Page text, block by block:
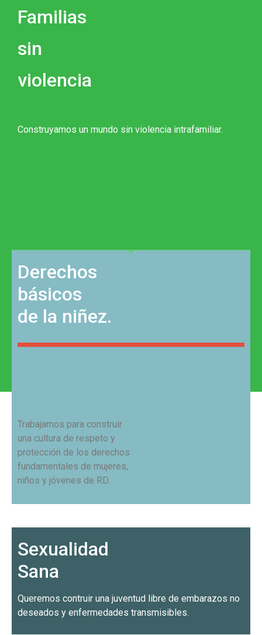
Familias
sin
violencia
Construyamos un mundo sin violencia intrafamiliar.
Derechos
básicos
de la niñez.
Trabajamos para construir
una cultura de respeto y
protección de los derechos
fundamentales de mujeres,
niños y jóvenes de RD.
Sexualidad
Sana
Queremos contruir una juventud libre de embarazos no
deseados y enfermedades transmisibles.